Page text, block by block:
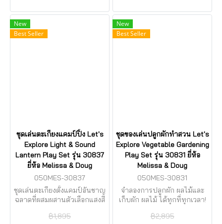
New
Best Seller
ชุดเล่นตะเกียงแคมป์ปิ้ง Let's
Explore Light & Sound
Lantern Play Set รุ่น 30837
ยี่ห้อ Melissa & Doug
050MES-30837
ชุดเล่นตะเกียงตั้งแคมป์อันชาญ
ฉลาดที่ผสมผสานตัวเลือกแสงสี
฿1,895
New
Best Seller
ชุดของเล่นปลูกผักทำสวน Let's
Explore Vegetable Gardening
Play Set รุ่น 30831 ยี่ห้อ
Melissa & Doug
050MES-30831
จำลองการปลูกผัก ผลไม้และ
เก็บผัก ผลไม้ ได้ทุกที่ทุกเวลา!
฿2,895